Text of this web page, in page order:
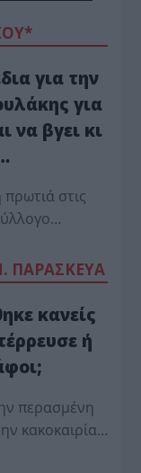
για την
για
να βγει κι
πρωτιά στις
ΠΑΡΑΣΚΕΥΑ
κανείς
ή
περασμένη
κακοκαιρία…